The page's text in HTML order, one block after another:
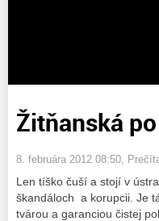
Žitňanská
8. februára 2012 08:50 ,
Len tíško čuší a stojí v
škandáloch a korupcii. Je
tvárou a garanciou čistej